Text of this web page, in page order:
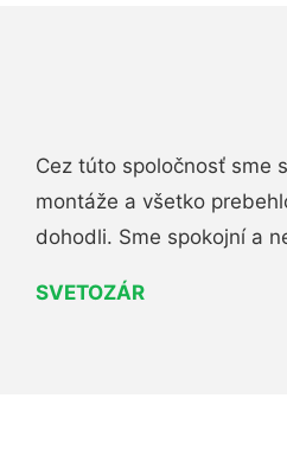
Cez túto spoločnosť sme
montáže a všetko
dohodli. Sme spokojní a
SVETOZÁR